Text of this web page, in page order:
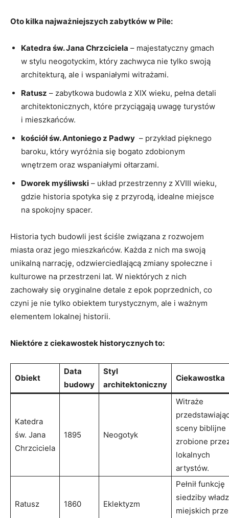
Oto kilka najważniejszych zabytków w Pile:
Katedra św. Jana Chrzciciela – majestatyczny​ gmach
w stylu neogotyckim,⁢ który‌ zachwyca nie tylko swoją
‌architekturą, ale i wspaniałymi witrażami.
Ratusz – zabytkowa ​budowla z ⁢XIX wieku, pełna detali
architektonicznych, które przyciągają uwagę turystów
‍i mieszkańców.
kościół św. Antoniego z Padwy ‍ – ​przykład pięknego
‍baroku, który wyróżnia‌ się bogato ⁢zdobionym
wnętrzem oraz wspaniałymi ​ołtarzami.
Dworek myśliwski – układ przestrzenny z XVIII wieku,
gdzie‌ historia spotyka się z przyrodą, idealne miejsce
na spokojny spacer.
Historia tych budowli jest ściśle związana ⁤z rozwojem
⁣miasta​ oraz jego ‌mieszkańców. Każda z nich ma swoją
unikalną narrację, odzwierciedlającą zmiany społeczne ‍i
kulturowe na przestrzeni lat. W niektórych z nich
zachowały się ‍oryginalne ​detale z epok poprzednich, ​co
czyni je ⁤nie ‍tylko obiektem turystycznym, ale i ważnym
elementem lokalnej historii.
Niektóre z ciekawostek historycznych to:
Obiekt
Data
budowy
Styl
‌architektoniczny
Ciekawostka
Katedra
‌św. Jana
Chrzciciela
1895 Neogotyk
Witraże⁢
sceny biblijne
zrobione⁤
lokalnych
artystów.
Ratusz 1860 Eklektyzm
Pełnił funkcję
siedziby ⁢władz
miejskich